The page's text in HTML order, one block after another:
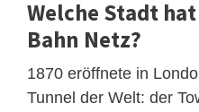
Welche Stadt
Bahn Netz?
1870 eröffnete in
Tunnel der Welt: der